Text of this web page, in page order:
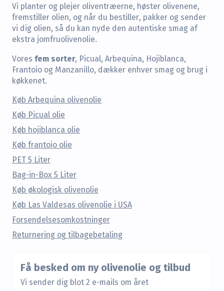
Vi planter og plejer oliventræerne, høster olivenene,
fremstiller olien, og når du bestiller, pakker og sender
vi dig olien, så du kan nyde den autentiske smag af
ekstra jomfruolivenolie.
Vores fem sorter, Picual, Arbequina, Hojiblanca,
Frantoio og Manzanillo, dækker enhver smag og brug i
køkkenet.
Køb Arbequina olivenolie
Køb Picual olie
Køb hojiblanca olie
Køb frantoio olie
PET 5 Liter
Bag-in-Box 5 Liter
Køb økologisk olivenolie
Køb Las Valdesas olivenolie i USA
Forsendelsesomkostninger
Returnering og tilbagebetaling
Få besked om ny olivenolie og tilbud
Vi sender dig blot 2 e-mails om året